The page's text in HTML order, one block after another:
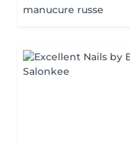
manucure russe